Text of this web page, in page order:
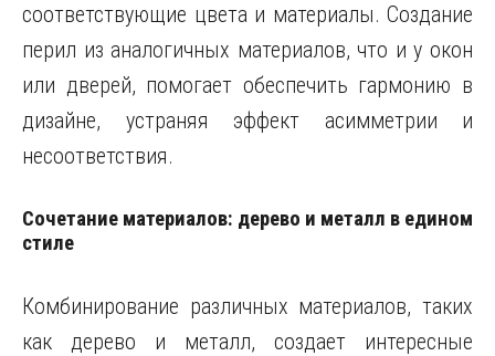
соответствующие цвета и материалы. Создание
перил из аналогичных материалов, что и у окон
или дверей, помогает обеспечить гармонию в
дизайне, устраняя эффект асимметрии и
несоответствия.
Сочетание материалов: дерево и металл в едином
стиле
Комбинирование различных материалов, таких
как дерево и металл, создает интересные